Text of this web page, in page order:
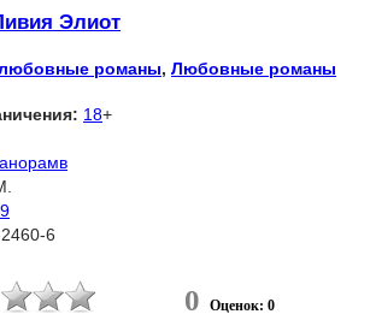
Элиот
романы, Любовные романы
18+
6
0 Оценок: 0